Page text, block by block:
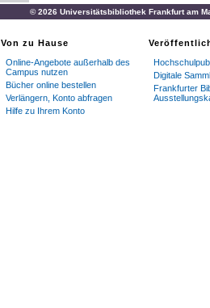
© 2026 Universitätsbibliothek Frankfurt am
Von zu Hause
Online-Angebote außerhalb des
Campus nutzen
Bücher online bestellen
Verlängern, Konto abfragen
Hilfe zu Ihrem Konto
Digitale
Frankfurter